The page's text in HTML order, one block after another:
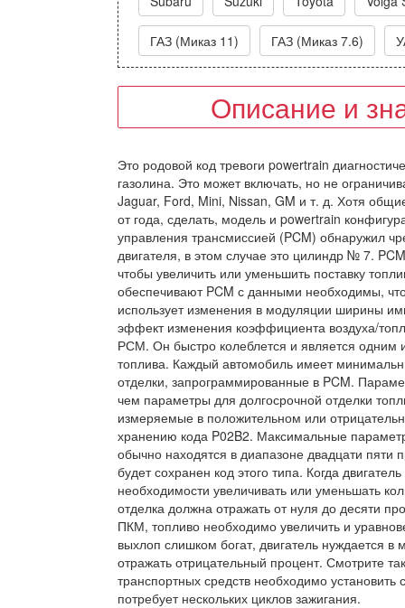
ГАЗ (Миказ 11) ГАЗ (Миказ 7.6)
Описание и
Это родовой код тревоги powertrain
газолина. Это может включать, но не
Jaguar, Ford, Mini, Nissan, GM и т. д. Хотя
от года, сделать, модель и powertrain
управления трансмиссией (PCM) обнаружил
двигателя, в этом случае это цилиндр № 7.
чтобы увеличить или уменьшить поставку
обеспечивают PCM с данными необходимы,
использует изменения в модуляции ширины
эффект изменения коэффициента воздуха/
РСМ. Он быстро колеблется и является одним
топлива. Каждый автомобиль имеет
отделки, запрограммированные в PCM.
чем параметры для долгосрочной отделки
измеряемые в положительном или
хранению кода P02B2. Максимальные
обычно находятся в диапазоне двадцати пяти
будет сохранен код этого типа. Когда
необходимости увеличивать или уменьшать
отделка должна отражать от нуля до десяти
ПКМ, топливо необходимо увеличить и
выхлоп слишком богат, двигатель нуждается
отражать отрицательный процент. Смотрите
транспортных средств необходимо установить
потребует нескольких циклов зажигания.